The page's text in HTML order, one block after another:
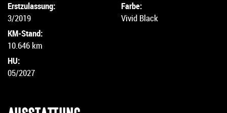
Erstzulassung:
3/2019
KM-Stand:
10.646 km
HU:
05/2027
Farbe:
Vivid Black